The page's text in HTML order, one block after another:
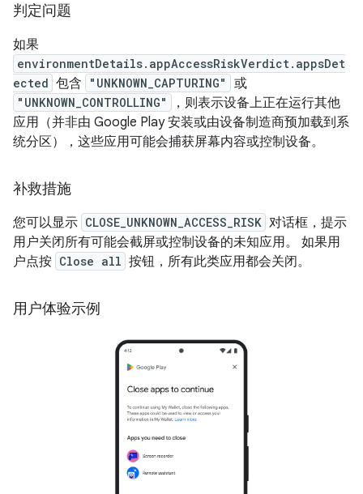
判定问题
如果
environmentDetails.appAccessRiskVerdict.appsDet
ected 包含 "UNKNOWN_CAPTURING" 或
"UNKNOWN_CONTROLLING"
，则表示设备上正在运行其他
应用（并非由 Google Play 安装或由设备制造商预加载到系
统分区），这些应用可能会捕获屏幕内容或控制设备。
补救措施
您可以显示 CLOSE_UNKNOWN_ACCESS_RISK 对话框，提示
用户关闭所有可能会截屏或控制设备的未知应用。 如果用
户点按 Close all 按钮，所有此类应用都会关闭。
用户体验示例